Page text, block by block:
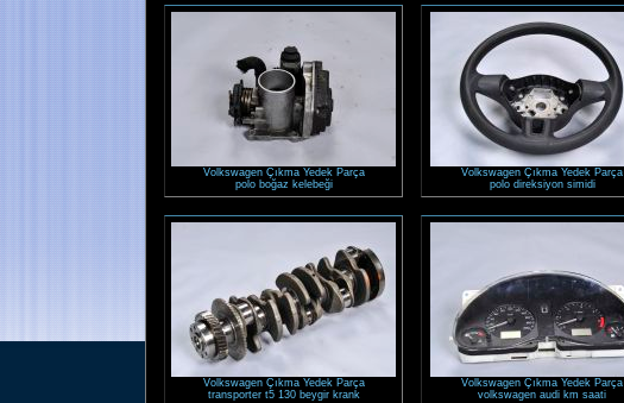
Volkswagen Çıkma Yedek Parça
polo boğaz kelebeği
Volkswagen Çıkma Yedek Parça
polo direksiyon simidi
Volkswagen Çıkma Yedek Parça
transporter t5 130 beygir krank
Volkswagen Çıkma Yedek Parça
volkswagen audi km saati